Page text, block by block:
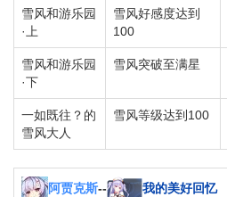
雪风和游乐园
·上
雪风好感度达到
100
雪风和游乐园
·下
雪风突破至满星
一如既往？的
雪风大人
雪风等级达到100
阿贾克斯-- 我的美好回忆